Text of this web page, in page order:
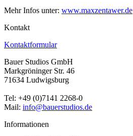
Mehr Infos unter: www.maxzentawer.de
Kontakt
Kontaktformular
Bauer Studios GmbH
Markgröninger Str. 46
71634 Ludwigsburg
Tel: +49 (0)7141 2268-0
Mail: info@bauerstudios.de
Informationen